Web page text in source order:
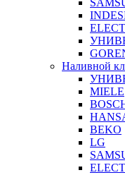
Наливной
MIELE
BEKO
LG